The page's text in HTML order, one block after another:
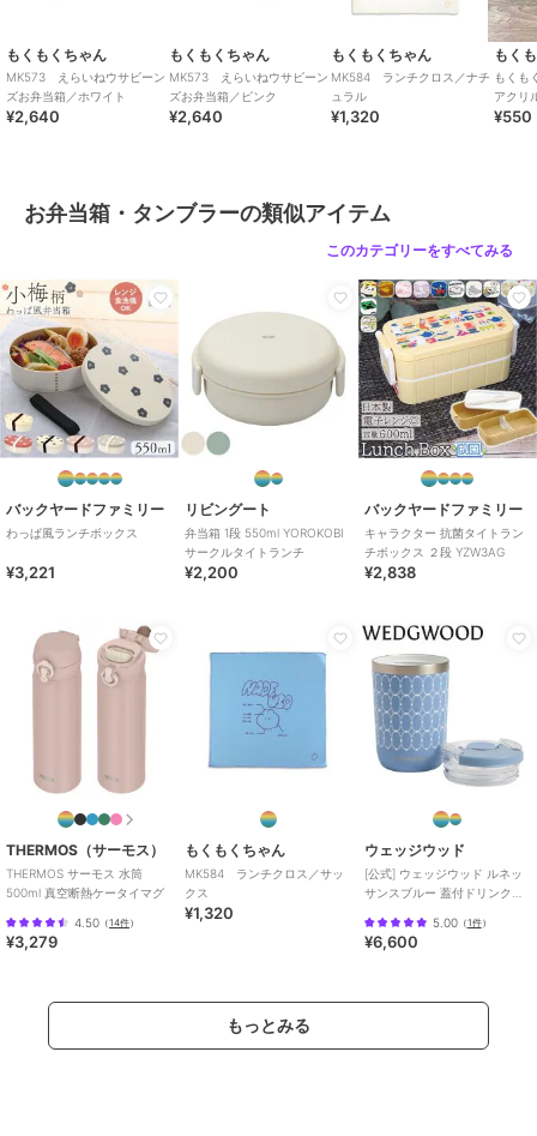
もくもくちゃん
MK573 えらいねウサビーン
ズお弁当箱／ホワイト
¥2,640
もくもくちゃん
MK573 えらいねウサビーン
ズお弁当箱／ピンク
¥2,640
もくもくちゃん
MK584 ランチクロス／ナチ
ュラル
¥1,320
もく
もくも
アクリ
ラシ（
¥550
お弁当箱・タンブラーの類似アイテム
このカテゴリーをすべてみる
バックヤードファミリー
わっぱ風ランチボックス
¥3,221
リビングート
弁当箱 1段 550ml YOROKOBI
サークルタイトランチ
¥2,200
バックヤードファミリー
キャラクター 抗菌タイトラン
チボックス ２段 YZW3AG
¥2,838
THERMOS（サーモス）
THERMOS サーモス 水筒
500ml 真空断熱ケータイマグ
4.50 （14件）
¥3,279
もくもくちゃん
MK584 ランチクロス／サッ
クス
¥1,320
ウェッジウッド
[公式] ウェッジウッド ルネッ
サンスブルー 蓋付ドリンクタ
5.00（1件）
¥6,600
もっとみる